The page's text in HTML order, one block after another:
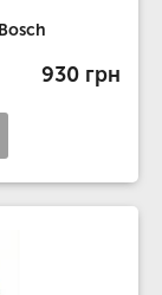
930 грн